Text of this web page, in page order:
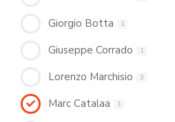
Giorgio Botta 1
Giuseppe Corrado 1
Lorenzo Marchisio 3
Marc Catalaa 1